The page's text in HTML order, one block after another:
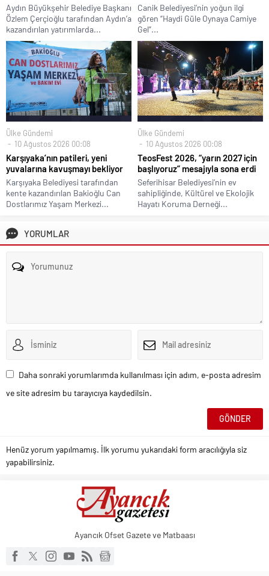
Aydın Büyükşehir Belediye Başkanı
Özlem Çerçioğlu tarafından Aydın’a
kazandırılan yatırımlarda...
Canik Belediyesi’nin yoğun ilgi
gören “Haydi Güle Oynaya Camiye
Gel”...
Ülke Gündemi
10 Ağustos 2026 00:08
Karşıyaka’nın patileri, yeni
yuvalarına kavuşmayı bekliyor
Karşıyaka Belediyesi tarafından
kente kazandırılan Bakioğlu Can
Dostlarımız Yaşam Merkezi...
Ülke Gündemi
10 Ağustos 2026 00:08
TeosFest 2026, “yarın 2027 için
başlıyoruz” mesajıyla sona erdi
Seferihisar Belediyesi’nin ev
sahipliğinde, Kültürel ve Ekolojik
Hayatı Koruma Derneği...
YORUMLAR
Daha sonraki yorumlarımda kullanılması için adım, e-posta adresim
ve site adresim bu tarayıcıya kaydedilsin.
Henüz yorum yapılmamış. İlk yorumu yukarıdaki form aracılığıyla siz
yapabilirsiniz.
Ayancık Ofset Gazete ve Matbaası